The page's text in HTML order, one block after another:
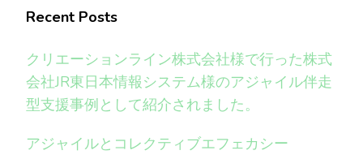
Recent Posts
クリエーションライン株式会社様で行った株式
会社JR東日本情報システム様のアジャイル伴走
型支援事例として紹介されました。
アジャイルとコレクティブエフェカシー